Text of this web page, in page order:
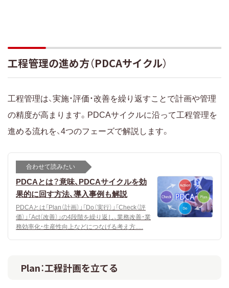
工程管理の進め方（PDCAサイクル）
工程管理は、実施・評価・改善を繰り返すことで計画や管理
の精度が高まります。PDCAサイクルに沿って工程管理を
進める流れを、4つのフェーズで解説します。
合わせて読みたい
PDCAとは？意味、PDCAサイクルを効
果的に回す方法、導入事例も解説
PDCAとは「Plan（計画）」「Do（実行）」「Check（評
価）」「Act（改善）」の4段階を繰り返し、業務改善・業
務効率化・生産性向上などにつなげる考え方.....
Plan：工程計画を立てる